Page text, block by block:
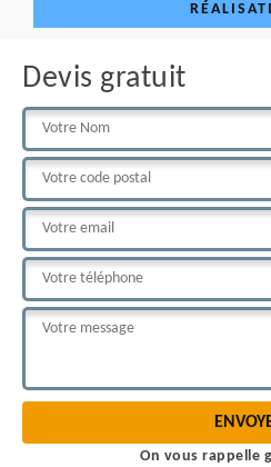
Devis gratuit
On vous rappelle